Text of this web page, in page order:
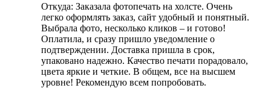
Откуда: Заказала фотопечать на холсте. Очень
легко оформлять заказ, сайт удобный и понятный.
Выбрала фото, несколько кликов – и готово!
Оплатила, и сразу пришло уведомление о
подтверждении. Доставка пришла в срок,
упаковано надежно. Качество печати порадовало,
цвета яркие и четкие. В общем, все на высшем
уровне! Рекомендую всем попробовать.